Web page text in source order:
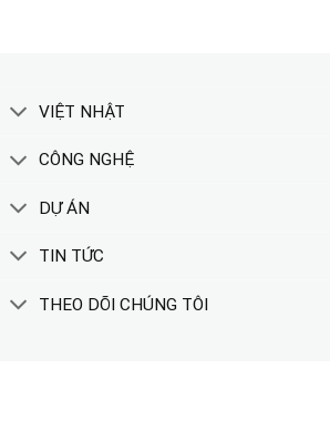
VIỆT NHẬT
CÔNG NGHỆ
DỰ ÁN
TIN TỨC
THEO DÕI CHÚNG TÔI